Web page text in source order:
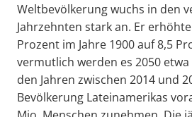
Weltbevölkerung wuchs in den
Jahrzehnten stark an. Er
Prozent im Jahre 1900 auf 8,5
vermutlich werden es 2050
den Jahren zwischen 2014 und
Bevölkerung Lateinamerikas